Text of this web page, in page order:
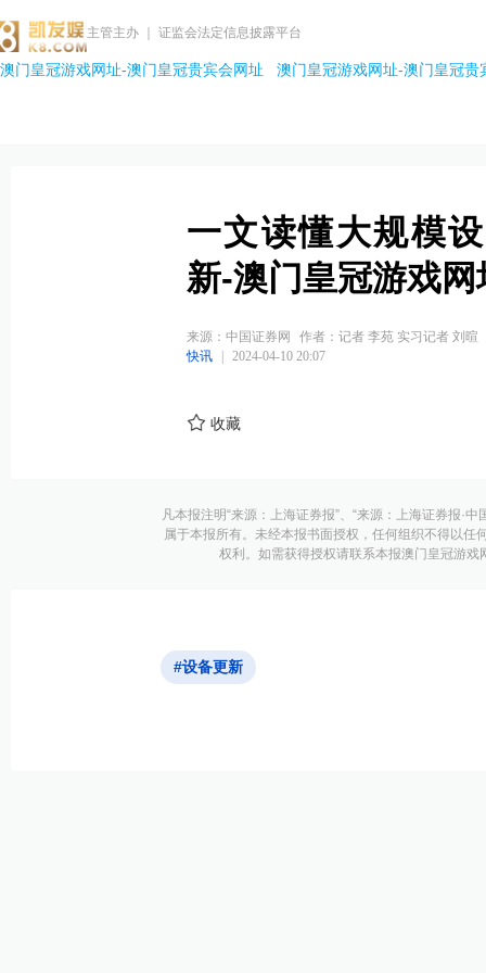
主管主办 ｜ 证监会法定信息披露平台
澳门皇冠游戏网址-澳门皇冠贵宾会网址 澳门皇冠游戏网址-澳门皇冠贵
一文读懂大规模
新-澳门皇冠游戏网
来源：中国证券网
作者：记者 李苑 实习记者 刘暄
快讯
2024-04-10 20:07
收藏
凡本报注明“来源：上海证券报”、“来源：上海证券报·
属于本报所有。未经本报书面授权，任何组织不得以
权利。如需获得授权请联系本报澳门皇冠游
#设备更新